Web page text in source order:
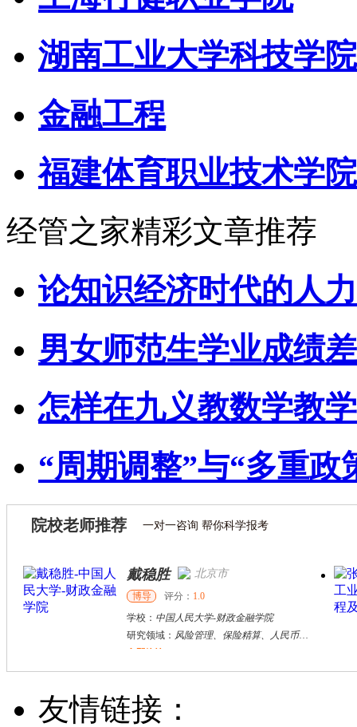
湖南工业大学科技学院
金融工程
福建体育职业技术学院
经管之家精彩文章推荐
论知识经济时代的人
男女师范生学业成绩
怎样在九义教数学教
“周期调整”与“多重政
院校老师推荐 一对一咨询 帮你科学报考
戴稳胜 北京市
博导 评分： 1.0
学校： 中国人民大学-财政金融学院
研究领域： 风险管理、保险精算、人民币国际化
陈传红 武汉市
硕导
学校：中南民族大学
友情链接：